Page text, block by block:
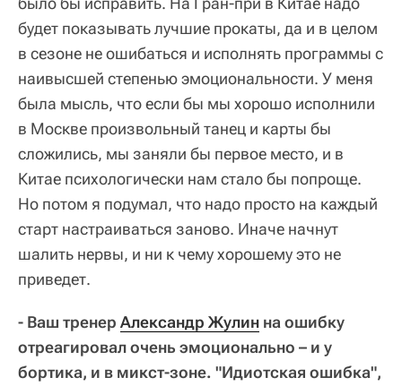
будет показывать лучшие прокаты, да и в целом
в сезоне не ошибаться и исполнять программы с
наивысшей степенью эмоциональности. У меня
была мысль, что если бы мы хорошо исполнили
в Москве произвольный танец и карты бы
сложились, мы заняли бы первое место, и в
Китае психологически нам стало бы попроще.
Но потом я подумал, что надо просто на каждый
старт настраиваться заново. Иначе начнут
шалить нервы, и ни к чему хорошему это не
приведет.
- Ваш тренер Александр Жулин на ошибку
отреагировал очень эмоционально – и у
бортика, и в микст-зоне. "Идиотская ошибка",